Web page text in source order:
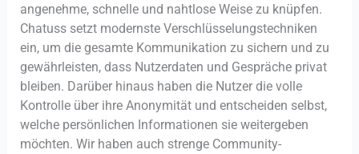
angenehme, schnelle und nahtlose Weise zu knüpfen.
Chatuss setzt modernste Verschlüsselungstechniken
ein, um die gesamte Kommunikation zu sichern und zu
gewährleisten, dass Nutzerdaten und Gespräche privat
bleiben. Darüber hinaus haben die Nutzer die volle
Kontrolle über ihre Anonymität und entscheiden selbst,
welche persönlichen Informationen sie weitergeben
möchten. Wir haben auch strenge Community-